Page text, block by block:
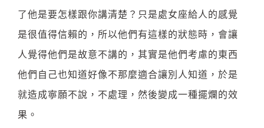
了他是要怎樣跟你講清楚？只是處女座給人的感覺
是很值得信賴的，所以他們有這樣的狀態時，會讓
人覺得他們是故意不講的，其實是他們考慮的東西
他們自己也知道好像不那麼適合讓別人知道，於是
就造成寧願不說，不處理，然後變成一種擺爛的效
果。